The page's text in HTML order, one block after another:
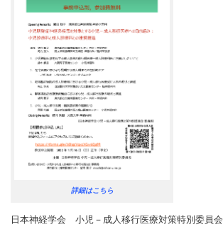
詳細はこちら
日本神経学会 小児－成人移行医療対策特別委員会